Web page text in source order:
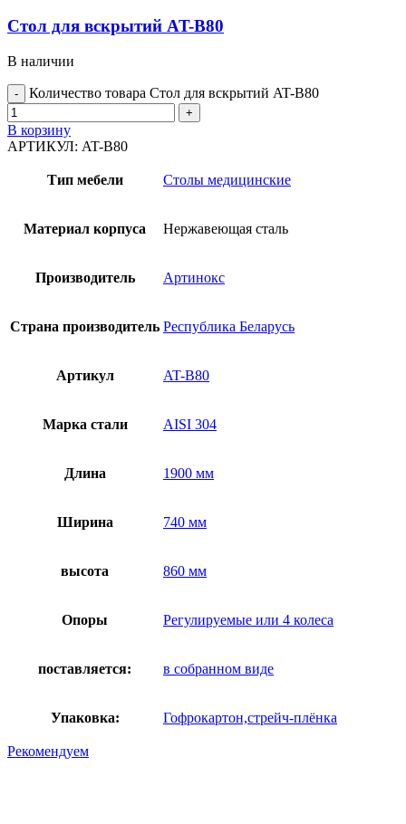
Стол для вскрытий AT-B80
В наличии
Количество товара Стол для вскрытий AT-B80
В корзину
АРТИКУЛ: AT-B80
Тип мебели Столы медицинские
Материал корпуса Нержавеющая сталь
Производитель Артинокс
Страна производитель Республика Беларусь
Артикул AT-B80
Марка стали AISI 304
Длина 1900 мм
Ширина 740 мм
высота 860 мм
Опоры Регулируемые или 4 колеса
поставляется: в собранном виде
Упаковка: Гофрокартон,стрейч-плёнка
Рекомендуем